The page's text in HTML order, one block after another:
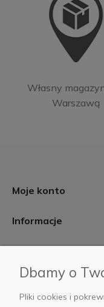
Własny
Warszawą
Moje konto
Informacje
AB Foto
Dbamy o
Pliki cookies i